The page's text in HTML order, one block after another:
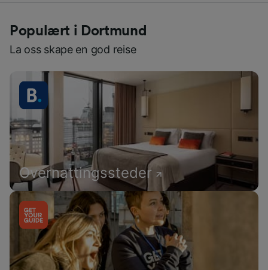
Populært i Dortmund
La oss skape en god reise
Overnattingssteder